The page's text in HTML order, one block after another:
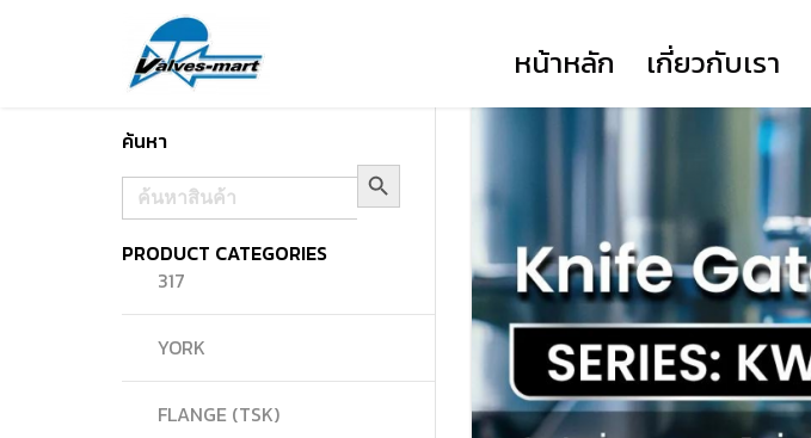
หน้าหลัก เกี่ยวกับเรา
ค้นหา
Search
for:
Search Button
PRODUCT CATEGORIES
317
YORK
FLANGE (TSK)